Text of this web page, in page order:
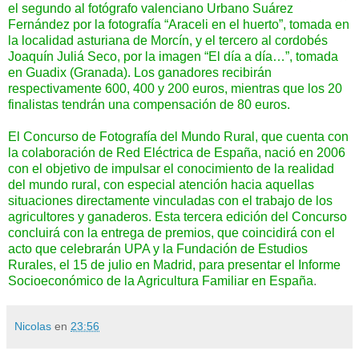
el segundo al fotógrafo valenciano Urbano Suárez
Fernández por la fotografía “Araceli en el huerto”, tomada en
la localidad asturiana de Morcín, y el tercero al cordobés
Joaquín Juliá Seco, por la imagen “El día a día…”, tomada
en Guadix (Granada). Los ganadores recibirán
respectivamente 600, 400 y 200 euros, mientras que los 20
finalistas tendrán una compensación de 80 euros.
El Concurso de Fotografía del Mundo Rural, que cuenta con
la colaboración de Red Eléctrica de España, nació en 2006
con el objetivo de impulsar el conocimiento de la realidad
del mundo rural, con especial atención hacia aquellas
situaciones directamente vinculadas con el trabajo de los
agricultores y ganaderos. Esta tercera edición del Concurso
concluirá con la entrega de premios, que coincidirá con el
acto que celebrarán UPA y la Fundación de Estudios
Rurales, el 15 de julio en Madrid, para presentar el Informe
Socioeconómico de la Agricultura Familiar en España.
Nicolas en 23:56